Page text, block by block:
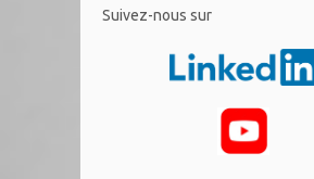
​Suivez-nous sur